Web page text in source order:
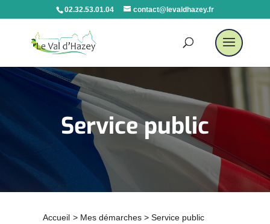
02.32.53.01.04 contact@levaldhazey.fr
Service public
Accueil > Mes démarches > Service public